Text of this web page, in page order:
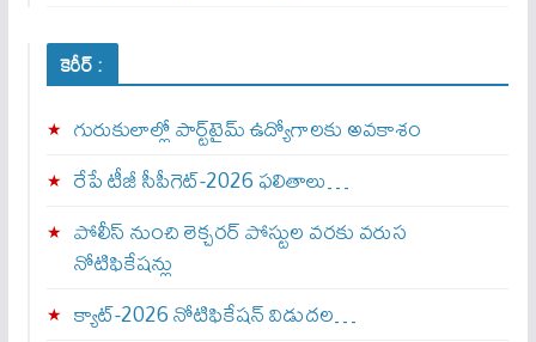
కెరీర్ :
గురుకులాల్లో పార్ట్‌టైమ్ ఉద్యోగాలకు అవకాశం
రేపే టీజీ సీపీగెట్‌-2026 ఫలితాలు…
పోలీస్ నుంచి లెక్చరర్ పోస్టుల వరకు వరుస
నోటిఫికేషన్లు
క్యాట్-2026 నోటిఫికేషన్ విడుదల…